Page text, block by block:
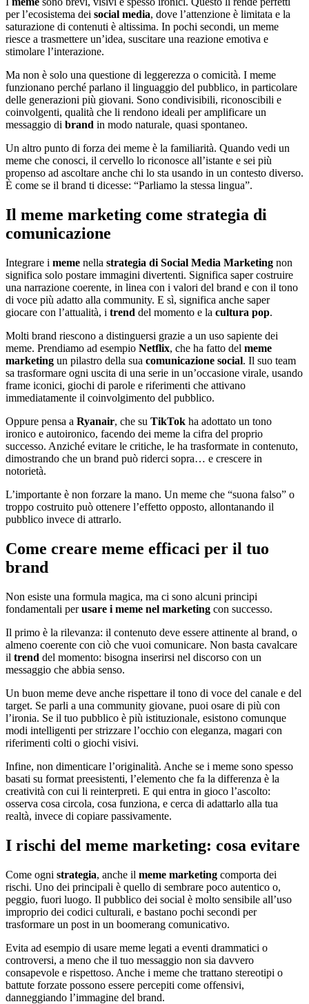
per l’ecosistema dei social media, dove l’attenzione è limitata e la
saturazione di contenuti è altissima. In pochi secondi, un meme
riesce a trasmettere un’idea, suscitare una reazione emotiva e
stimolare l’interazione.
Ma non è solo una questione di leggerezza o comicità. I meme
funzionano perché parlano il linguaggio del pubblico, in particolare
delle generazioni più giovani. Sono condivisibili, riconoscibili e
coinvolgenti, qualità che li rendono ideali per amplificare un
messaggio di brand in modo naturale, quasi spontaneo.
Un altro punto di forza dei meme è la familiarità. Quando vedi un
meme che conosci, il cervello lo riconosce all’istante e sei più
propenso ad ascoltare anche chi lo sta usando in un contesto diverso.
È come se il brand ti dicesse: “Parliamo la stessa lingua”.
Il meme marketing come strategia di
comunicazione
Integrare i meme nella strategia di Social Media Marketing non
significa solo postare immagini divertenti. Significa saper costruire
una narrazione coerente, in linea con i valori del brand e con il tono
di voce più adatto alla community. E sì, significa anche saper
giocare con l’attualità, i trend del momento e la cultura pop.
Molti brand riescono a distinguersi grazie a un uso sapiente dei
meme. Prendiamo ad esempio Netflix, che ha fatto del meme
marketing un pilastro della sua comunicazione social. Il suo team
sa trasformare ogni uscita di una serie in un’occasione virale, usando
frame iconici, giochi di parole e riferimenti che attivano
immediatamente il coinvolgimento del pubblico.
Oppure pensa a Ryanair, che su TikTok ha adottato un tono
ironico e autoironico, facendo dei meme la cifra del proprio
successo. Anziché evitare le critiche, le ha trasformate in contenuto,
dimostrando che un brand può riderci sopra… e crescere in
notorietà.
L’importante è non forzare la mano. Un meme che “suona falso” o
troppo costruito può ottenere l’effetto opposto, allontanando il
pubblico invece di attrarlo.
Come creare meme efficaci per il tuo
brand
Non esiste una formula magica, ma ci sono alcuni principi
fondamentali perusare i meme nel marketing con successo.
Il primo è la rilevanza: il contenuto deve essere attinente al brand, o
almeno coerente con ciò che vuoi comunicare. Non basta cavalcare
il trend del momento: bisogna inserirsi nel discorso con un
messaggio che abbia senso.
Un buon meme deve anche rispettare il tono di voce del canale e del
target. Se parli a una community giovane, puoi osare di più con
l’ironia. Se il tuo pubblico è più istituzionale, esistono comunque
modi intelligenti per strizzare l’occhio con eleganza, magari con
riferimenti colti o giochi visivi.
Infine, non dimenticare l’originalità. Anche se i meme sono spesso
basati su format preesistenti, l’elemento che fa la differenza è la
creatività con cui li reinterpreti. E qui entra in gioco l’ascolto:
osserva cosa circola, cosa funziona, e cerca di adattarlo alla tua
realtà, invece di copiare passivamente.
I rischi del meme marketing: cosa evitare
Come ogni strategia, anche il meme marketing comporta dei
rischi. Uno dei principali è quello di sembrare poco autentico o,
peggio, fuori luogo. Il pubblico dei social è molto sensibile all’uso
improprio dei codici culturali, e bastano pochi secondi per
trasformare un post in un boomerang comunicativo.
Evita ad esempio di usare meme legati a eventi drammatici o
controversi, a meno che il tuo messaggio non sia davvero
consapevole e rispettoso. Anche i meme che trattano stereotipi o
battute forzate possono essere percepiti come offensivi,
danneggiando l’immagine del brand.